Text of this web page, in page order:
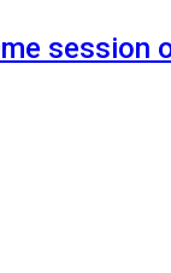
session